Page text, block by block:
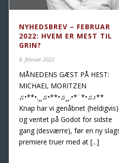
NYHEDSBREV – FEBRUAR
2022: HVEM ER MEST TIL
GRIN?
8. februar 2022
MÅNEDENS GÆST PÅ HEST:
MICHAEL MORITZEN
♫•**•.¸¸♫•**•♫¸¸.•*¨*•♫♪**
Knap har vi genåbnet (heldigvis)
og ventet på Godot for sidste
gang (desværre), før en ny
premiere truer med at [...]